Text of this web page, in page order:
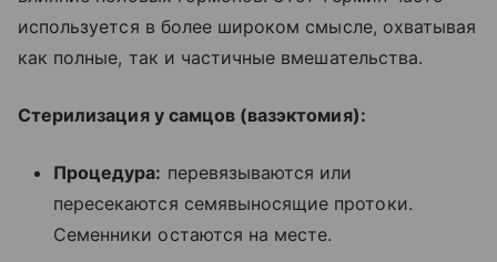
используется в более широком смысле, охватывая
как полные, так и частичные вмешательства.
Стерилизация у самцов (вазэктомия):
Процедура: перевязываются или
пересекаются семявыносящие протоки.
Семенники остаются на месте.